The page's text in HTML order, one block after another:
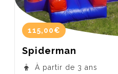
115,00€
Spiderman
À partir de 3 ans